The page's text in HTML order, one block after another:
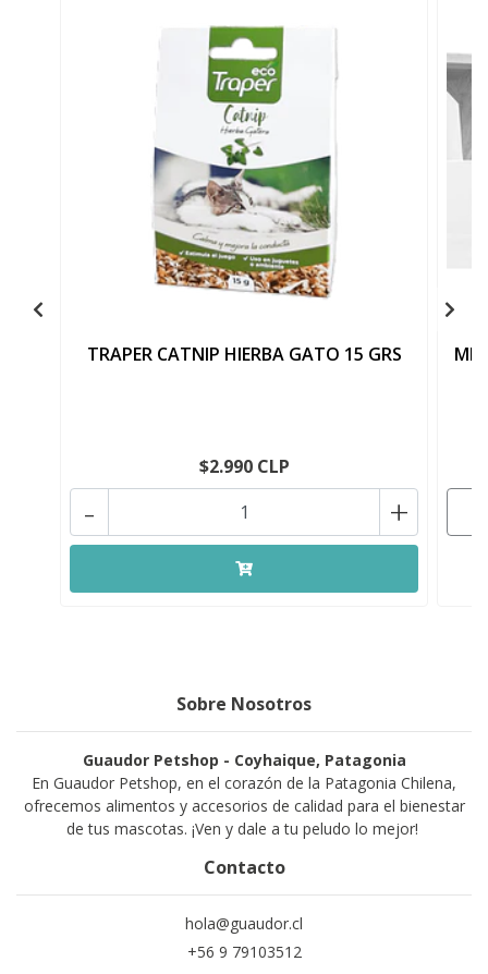
TRAPER CATNIP HIERBA GATO 15 GRS
$2.990 CLP
+
-
MP
Sobre Nosotros
Guaudor Petshop - Coyhaique, Patagonia
En Guaudor Petshop, en el corazón de la Patagonia Chilena,
ofrecemos alimentos y accesorios de calidad para el bienestar
de tus mascotas. ¡Ven y dale a tu peludo lo mejor!
Contacto
hola@guaudor.cl
+56 9 79103512